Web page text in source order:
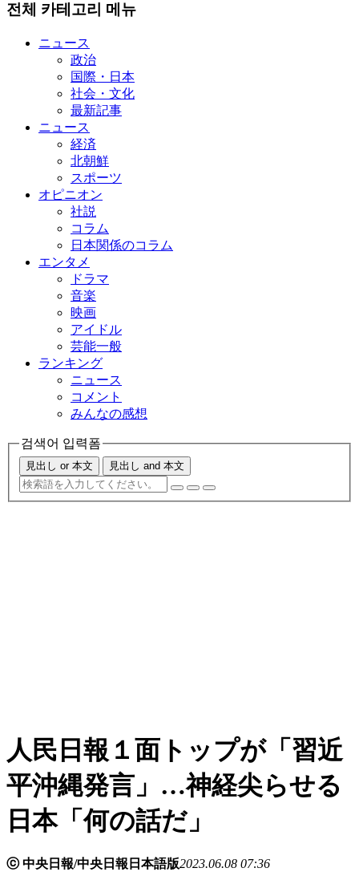
전체 카테고리 메뉴
ニュース
政治
国際・日本
社会・文化
最新記事
ニュース
経済
北朝鮮
スポーツ
オピニオン
社説
コラム
日本関係のコラム
エンタメ
ドラマ
音楽
映画
アイドル
芸能一般
ランキング
ニュース
コメント
みんなの感想
검색어 입력폼
見出し or 本文 見出し and 本文
人民日報１面トップが「習近
平沖縄発言」…神経尖らせる
日本「何の話だ」
ⓒ 中央日報/中央日報日本語版2023.06.08 07:36